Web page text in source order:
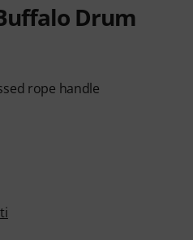
Drum
rope handle